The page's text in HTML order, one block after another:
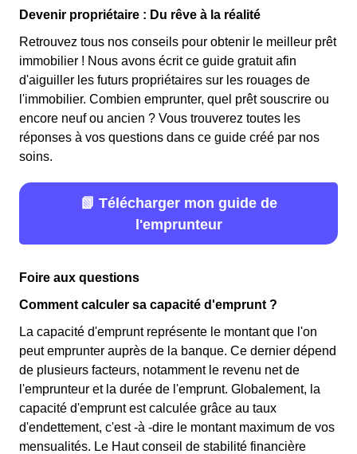
Devenir propriétaire : Du rêve à la réalité
Retrouvez tous nos conseils pour obtenir le meilleur prêt
immobilier ! Nous avons écrit ce guide gratuit afin
d'aiguiller les futurs propriétaires sur les rouages de
l'immobilier. Combien emprunter, quel prêt souscrire ou
encore neuf ou ancien ? Vous trouverez toutes les
réponses à vos questions dans ce guide créé par nos
soins.
📗 Télécharger mon guide de
l'emprunteur
Foire aux questions
Comment calculer sa capacité d'emprunt ?
La capacité d'emprunt représente le montant que l'on
peut emprunter auprès de la banque. Ce dernier dépend
de plusieurs facteurs, notamment le revenu net de
l'emprunteur et la durée de l'emprunt. Globalement, la
capacité d'emprunt est calculée grâce au taux
d'endettement, c'est -à -dire le montant maximum de vos
mensualités. Le Haut conseil de stabilité financière